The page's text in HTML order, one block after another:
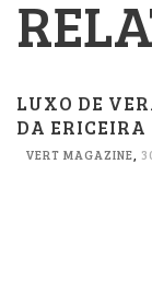
LUXO DE
DA ERICEIRA
VERT MAGAZINE